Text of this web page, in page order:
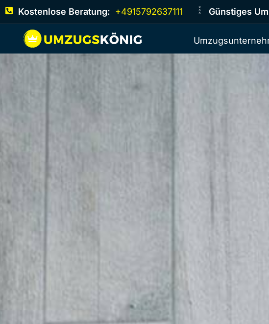
Kostenlose Beratung: +4915792637111 Günstiges